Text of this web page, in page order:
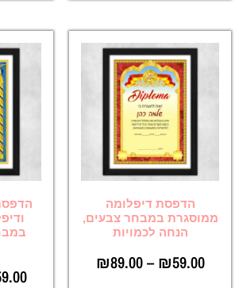
הדפסת דיפלומה
ממוסגרת במבחר צבעים,
הנחה לכמויות
₪59.00
–
₪89.00